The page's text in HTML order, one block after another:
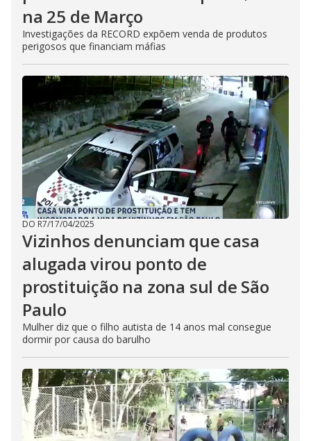
na 25 de Março
Investigações da RECORD expõem venda de produtos
perigosos que financiam máfias
DO R7/17/04/2025
Vizinhos denunciam que casa
alugada virou ponto de
prostituição na zona sul de São
Paulo
Mulher diz que o filho autista de 14 anos mal consegue
dormir por causa do barulho